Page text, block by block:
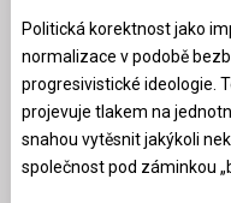
Politická korektnost jako
normalizace v podobě
progresivistické ideologie.
projevuje tlakem na
snahou vytěsnit jakýkoli
společnost pod záminkou